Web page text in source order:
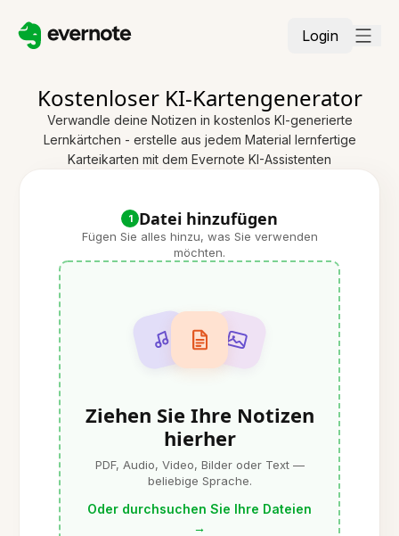
Login
Kostenloser KI-Kartengenerator
Verwandle deine Notizen in kostenlos KI-generierte
Lernkärtchen - erstelle aus jedem Material lernfertige
Karteikarten mit dem Evernote KI-Assistenten
1 Datei hinzufügen
Fügen Sie alles hinzu, was Sie verwenden
möchten.
Ziehen Sie Ihre Notizen
hierher
PDF, Audio, Video, Bilder oder Text —
beliebige Sprache.
Oder durchsuchen Sie Ihre Dateien
→